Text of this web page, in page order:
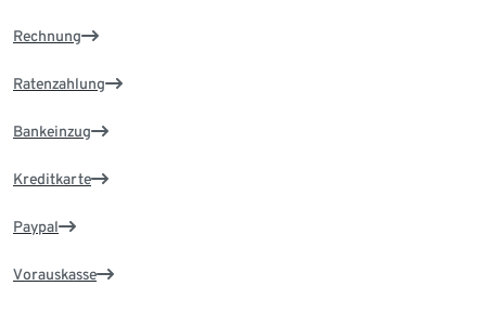
Rechnung
Ratenzahlung
Bankeinzug
Kreditkarte
Paypal
Vorauskasse